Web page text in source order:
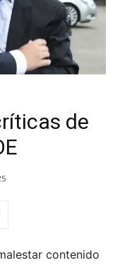
de
contenido